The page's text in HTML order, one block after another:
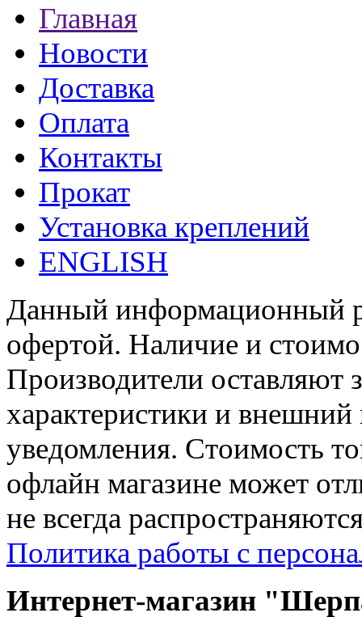
Главная
Новости
Доставка
Оплата
Контакты
Прокат
Установка креплений
ENGLISH
Данный информационный
офертой. Наличие и
Производители оставляют
характеристики и внешний
уведомления. Стоимость
офлайн магазине может
не всегда
Политика работы с
Интернет-магазин